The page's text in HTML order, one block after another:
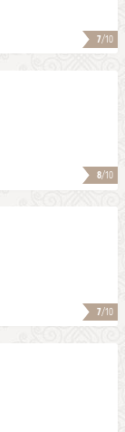
7/10
8/10
7/10